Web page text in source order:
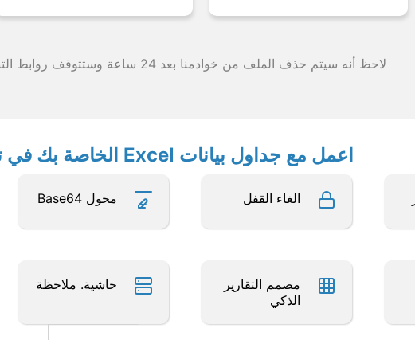
لاحظ أنه سيتم حذف الملف من خوادمنا بعد 24 ساعة وستتوقف روابط التنزيل عن العمل بعد هذه الفترة الزمنية.
اعمل مع جداول بيانات Excel الخاصة بك في تطبيقات مجانية أخرى
الغاء القفل محول Base64
مصمم التقارير
الذكي
حاشية. ملاحظة